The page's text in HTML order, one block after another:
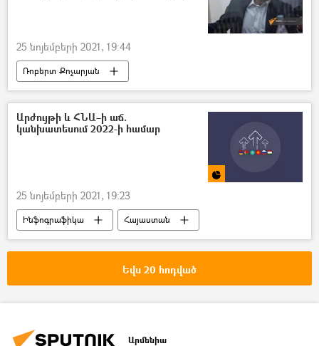
25 նոյեմբերի 2021, 19:44
Ռոբերտ Քոչարյան
«Մարտի 1–ի» գործով դատավարություն
դատ
Արժույթի և ՀՆԱ–ի աճ.
կանխատեսում 2022-ի համար
25 նոյեմբերի 2021, 19:23
Ինֆոգրաֆիկա
Հայաստան
Եվրասիական զարգացման բանկ (ԵԱԶԲ)
Եվս 20 հոդված
Արմենիա